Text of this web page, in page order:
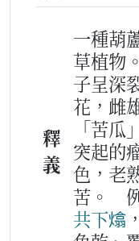
釋
義
一種葫
草植物
子呈深
花，雌
「苦
突起的
色，老
苦。
共下熻 ，